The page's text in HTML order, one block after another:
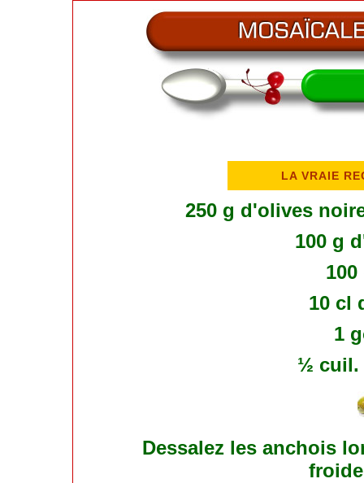
LA VRAIE
250 g d'olives
100 g
10 cl
1
½ cuil.
Dessalez les anchois